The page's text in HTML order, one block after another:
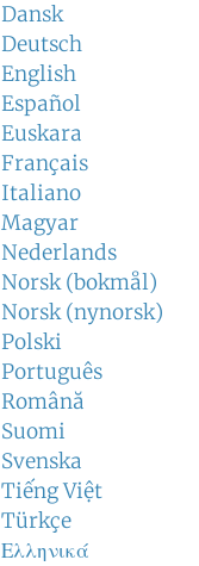
Dansk
Deutsch
English
Español
Euskara
Français
Italiano
Magyar
Nederlands
Norsk (bokmål)
Norsk (nynorsk)
Polski
Português
Română
Suomi
Svenska
Tiếng Việt
Türkçe
Ελληνικά